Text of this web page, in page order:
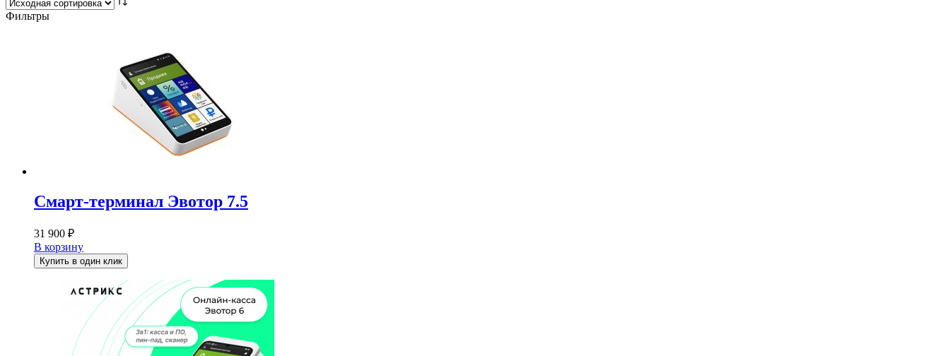
Фильтры
Смарт-терминал Эвотор 7.5
31 900 ₽
В корзину
Купить в один клик